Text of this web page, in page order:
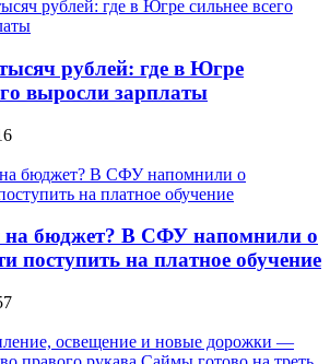
рублей: где в Югре
выросли зарплаты
бюджет? В СФУ напомнили о
поступить на платное обучение